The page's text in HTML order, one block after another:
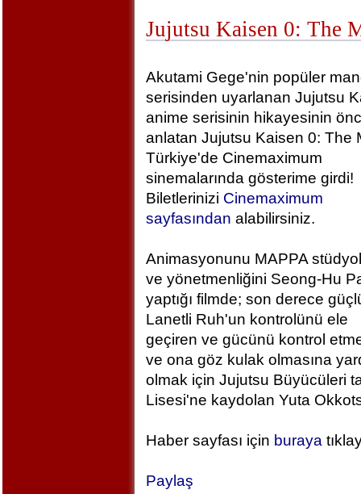
Jujutsu Kaisen 0: The
Akutami Gege'nin popüler
serisinden uyarlanan Jujutsu
anime serisinin hikayesinin
anlatan Jujutsu Kaisen 0: The
Türkiye'de Cinemaximum
sinemalarında gösterime girdi!
Biletlerinizi Cinemaximum
sayfasından alabilirsiniz.
Animasyonunu MAPPA
ve yönetmenliğini Seong-Hu
yaptığı filmde; son derece
Lanetli Ruh'un kontrolünü ele
geçiren ve gücünü kontrol
ve ona göz kulak olmasına
olmak için Jujutsu Büyücüleri
Lisesi'ne kaydolan Yuta
Haber sayfası için buraya
Paylaş